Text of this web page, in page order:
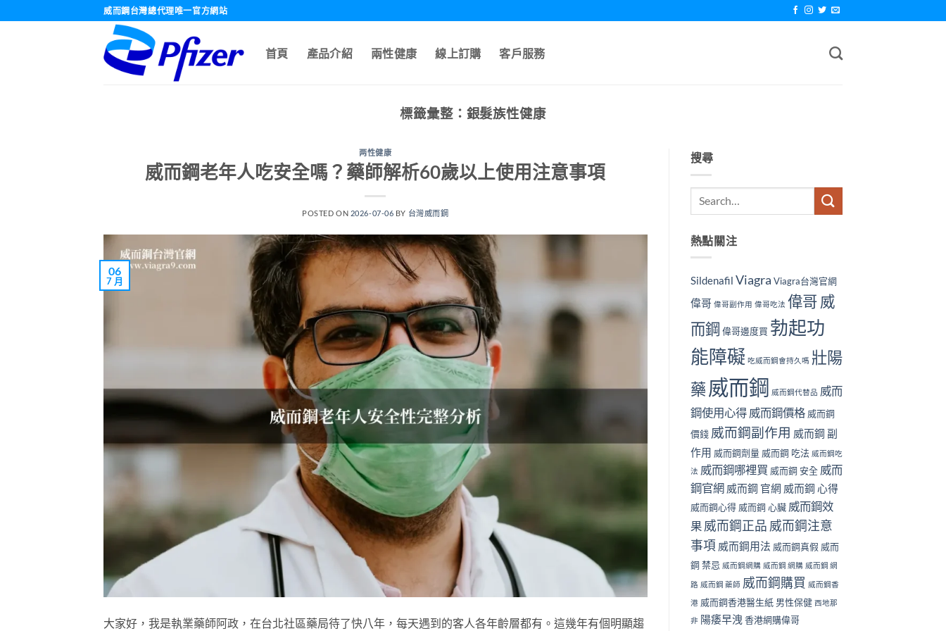
威而鋼台灣總代理唯一官方網站
首頁 產品介紹 兩性健康 線上訂購 客戶服務
標籤彙整： 銀髮族性健康
两性健康
威而鋼老年人吃安全嗎？藥師解析60歲以上使用注意事項
POSTED ON 2026-07-06 BY 台灣威而鋼
06
7 月
大家好，我是執業藥師阿政，在台北社區藥局待了快八年，每天遇到的客人各年齡層都有。這幾年有個明顯趨
搜尋
熱點關注
Sildenafil Viagra Viagra台灣官網
偉哥 偉哥副作用 偉哥吃法 偉哥 威
而鋼 偉哥邊度買 勃起功
能障礙 吃威而鋼會持久嗎 壯陽
藥 威而鋼 威而鋼代替品 威而
鋼使用心得 威而鋼價格 威而鋼
價錢 威而鋼副作用 威而鋼 副
作用 威而鋼劑量 威而鋼 吃法 威而鋼吃
法 威而鋼哪裡買 威而鋼 安全 威而
鋼官網 威而鋼 官網 威而鋼 心得
威而鋼心得 威而鋼 心臟 威而鋼效
果 威而鋼正品 威而鋼注意
事項 威而鋼用法 威而鋼真假 威而
鋼 禁忌 威而鋼網購 威而鋼 網購 威而鋼 網
路 威而鋼 藥師 威而鋼購買 威而鋼香
港 威而鋼香港醫生紙 男性保健 西地那
非 陽痿早洩 香港網購偉哥